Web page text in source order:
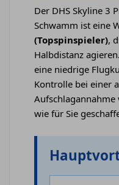
Der DHS Skyline 3
Schwamm ist eine
(Topspinspieler),
Halbdistanz
eine niedrige
Kontrolle bei einer
Aufschlagannahme
wie für Sie